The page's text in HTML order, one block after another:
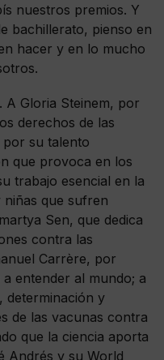
nuestros premios. Y
bachillerato, pienso en
hacer y en lo mucho
A Gloria Steinem, por
derechos de las
su talento
que provoca en los
trabajo esencial en la
niñas que sufren
Sen, que dedica
contra las
Carrère, por
entender al mundo; a
determinación y
de las vacunas contra
que la ciencia aporta
Andrés y su World